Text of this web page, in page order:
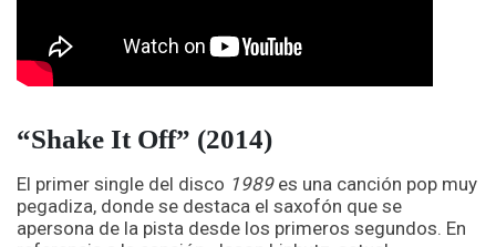
“Shake It Off” (2014)
El primer single del disco 1989es una canción pop muy
pegadiza, donde se destaca el saxofón que se
apersona de la pista desde los primeros segundos. En